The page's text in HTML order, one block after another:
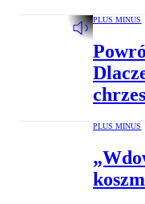
PLUS MINUS
PLUS MINUS